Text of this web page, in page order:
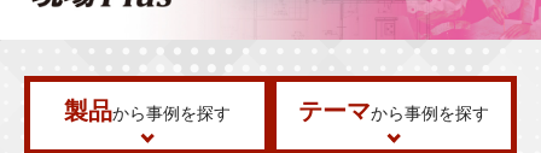
製品から事例を探す テーマから事例を探す